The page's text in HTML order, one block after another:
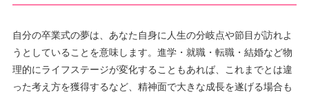
自分の卒業式の夢は、あなた自身に人生の分岐点や節目が訪れよ
うとしていることを意味します。進学・就職・転職・結婚など物
理的にライフステージが変化することもあれば、これまでとは違
った考え方を獲得するなど、精神面で大きな成長を遂げる場合も